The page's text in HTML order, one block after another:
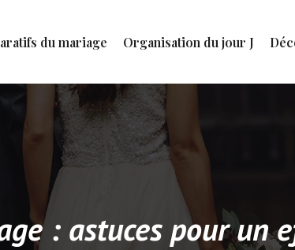
du mariage Organisation du jour J
: astuces pour un